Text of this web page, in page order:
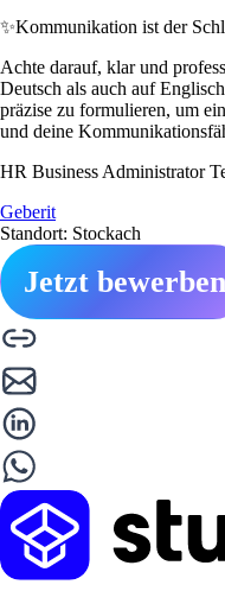
✨Kommunikation ist der
Achte darauf, klar und
Deutsch als auch auf
präzise zu formulieren, um
und deine
HR Business Administrator
Geberit
Standort: Stockach
Jetzt bewerben